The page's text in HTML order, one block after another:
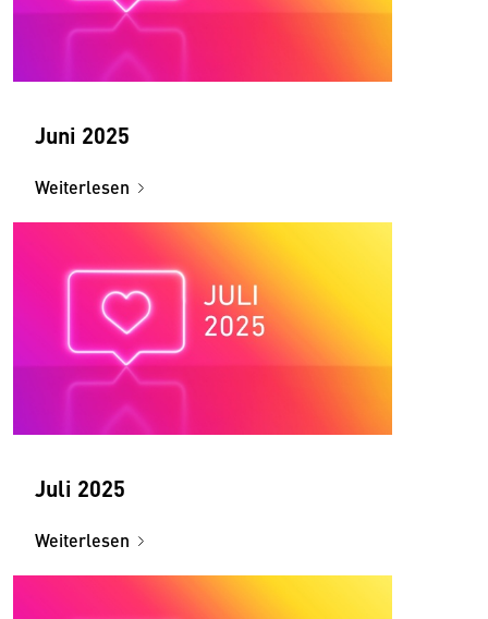
Juni 2025
Weiterlesen
Juli 2025
Weiterlesen